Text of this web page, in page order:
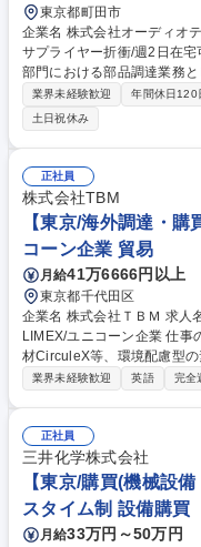
東京都町田市
企業名 株式会社オーディオテクニカ 求人名 東京【部品購
サプライヤー折衝/週2日在宅可/世界的
部門における部品調達業務
理、コスト折衝、環境物質
に応じて新規サプライヤーの開拓もお任
機構部品のSAPシステムを
びスケジュール調整■部品コ
部品環境物質調査業務対応
確認、適否判断） ★多品種
や社内関係部署と密なコミ
寄与します。 募集職種 東京【部品購買/調達】国内外サプライヤー折衝/週
2日在宅可/世界的音響メーカ
業界未経験歓迎 年間休日120
土日祝休み
正社員
株式会社TBM
【東京/海外調達・
コーン企業 貿易
月給41万6666円以上
東京都千代田区
企業名 株式会社ＴＢＭ 求人名 【東京/海外調達・購買担当】SDGs/新素材
LIMEX/ユニコーン企業 仕事の内容 当社は、LIMEX(ライメックス)や新素
材CirculeX等、環境配慮型
るユニコーン企業です。そ
最適化を担います。 【具体
および管理 ■各種契約締結・
当商品のQCD最適化 ■輸出
募集職種 【東京/海外調達・
業
業界未経験歓迎 英語 完全
正社員
三井化学株式会社
【東京/購買(機械設
スタイム制 設備購買
月給33万円～50万円